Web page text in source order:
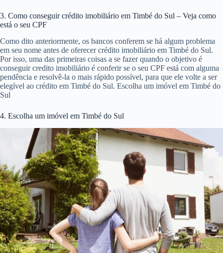
3. Como conseguir crédito imobiliário em Timbé do Sul – Veja como
está o seu CPF
Como dito anteriormente, os bancos conferem se há algum problema
em seu nome antes de oferecer crédito imobiliário em Timbé do Sul.
Por isso, uma das primeiras coisas a se fazer quando o objetivo é
conseguir credito imobiliário é conferir se o seu CPF está com alguma
pendência e resolvê-la o mais rápido possível, para que ele volte a ser
elegível ao crédito em Timbé do Sul. Escolha um imóvel em Timbé do
Sul
4. Escolha um imóvel em Timbé do Sul